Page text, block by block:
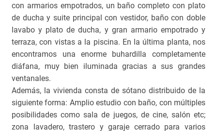
con armarios empotrados, un baño completo con plato
de ducha y suite principal con vestidor, baño con doble
lavabo y plato de ducha, y gran armario empotrado y
terraza, con vistas a la piscina. En la última planta, nos
encontramos una enorme buhardilla completamente
diáfana, muy bien iluminada gracias a sus grandes
ventanales.
Además, la vivienda consta de sótano distribuido de la
siguiente forma: Amplio estudio con baño, con múltiples
posibilidades como sala de juegos, de cine, salón etc;
zona lavadero, trastero y garaje cerrado para varios